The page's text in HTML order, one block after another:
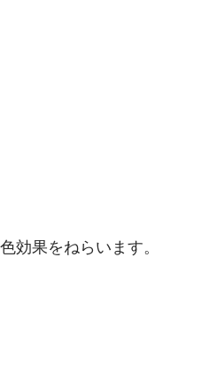
効果をねらいます。